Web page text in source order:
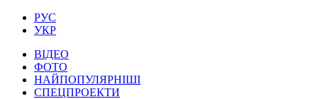
РУС
УКР
ВІДЕО
ФОТО
НАЙПОПУЛЯРНІШІ
СПЕЦПРОЕКТИ